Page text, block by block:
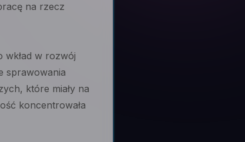
na rzecz
wkład w rozwój
sprawowania
które miały na
koncentrowała